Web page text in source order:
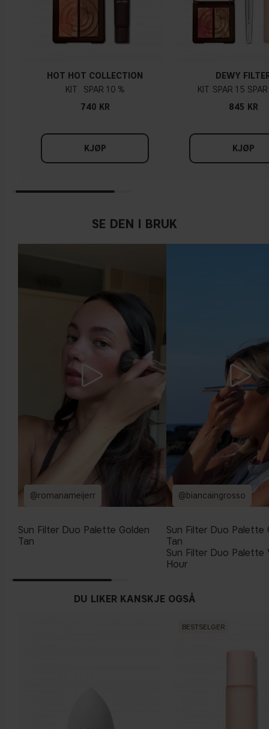
HOT HOT COLLECTION
KIT
10 %
740 KR
KJØP
DEWY
KIT
15
845 KR
KJØP
SE DEN I BRUK
@romanameijerr
Sun Filter Duo Palette Golden
Tan
@biancaingrosso
Sun Filter Duo Palette
Tan
Sun Filter Duo Palette
Hour
DU LIKER KANSKJE OGSÅ
BESTSELGER